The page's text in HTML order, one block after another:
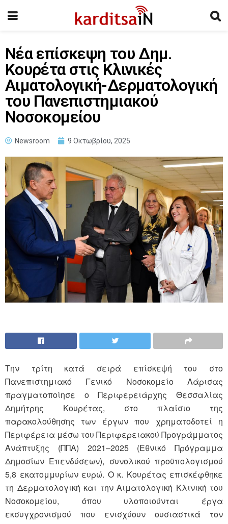
Νέα επίσκεψη του Δημ.
Κουρέτα στις Κλινικές
Αιματολογική-Δερματολογική
του Πανεπιστημιακού
Νοσοκομείου
Newsroom 9 Οκτωβρίου, 2025
Την τρίτη κατά σειρά επίσκεψή του στο
Πανεπιστημιακό Γενικό Νοσοκομείο Λάρισας
πραγματοποίησε ο Περιφερειάρχης Θεσσαλίας
Δημήτρης Κουρέτας, στο πλαίσιο της
παρακολούθησης των έργων που χρηματοδοτεί η
Περιφέρεια μέσω του Περιφερειακού Προγράμματος
Ανάπτυξης (ΠΠΑ) 2021–2025 (Εθνικό Πρόγραμμα
Δημοσίων Επενδύσεων), συνολικού προϋπολογισμού
5,8 εκατομμυρίων ευρώ. Ο κ. Κουρέτας επισκέφθηκε
τη Δερματολογική και την Αιματολογική Κλινική του
Νοσοκομείου, όπου υλοποιούνται έργα
εκσυγχρονισμού που ενισχύουν ουσιαστικά τον